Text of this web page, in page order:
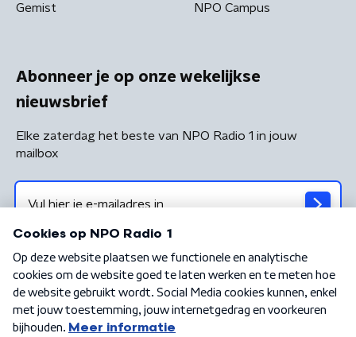
Gemist NPO Campus
Abonneer je op onze wekelijkse
nieuwsbrief
Elke zaterdag het beste van NPO Radio 1 in jouw
mailbox
Algemene voorwaarden